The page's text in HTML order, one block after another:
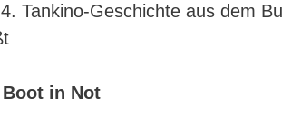
Tankino-Geschichte aus dem
in Not